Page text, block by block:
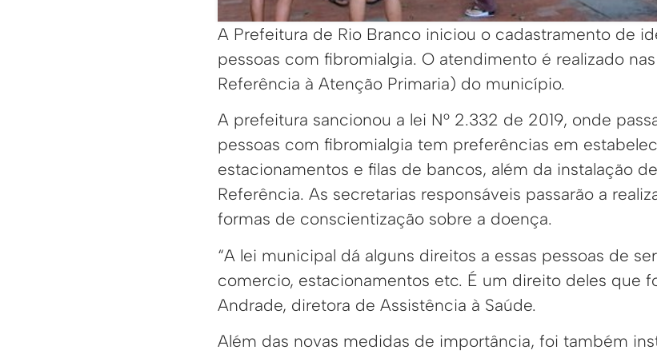
A Prefeitura de Rio Branco iniciou o cadastramento de
pessoas com fibromialgia. O atendimento é realizado
Referência à Atenção Primaria) do município.
A prefeitura sancionou a lei N° 2.332 de 2019, onde
pessoas com fibromialgia tem preferências em
estacionamentos e filas de bancos, além da instalação
Referência. As secretarias responsáveis passarão a
formas de conscientização sobre a doença.
“A lei municipal dá alguns direitos a essas pessoas de
comercio, estacionamentos etc. É um direito deles que
Andrade, diretora de Assistência à Saúde.
Além das novas medidas de importância, foi também